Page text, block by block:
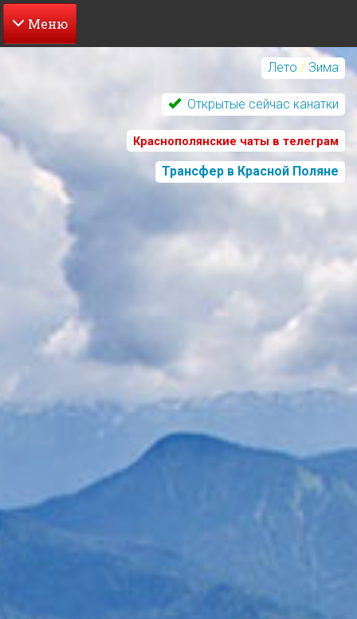
Перейти
содержанию
Лето / Зима
Открытые сейчас канатки
Краснополянские чаты в телеграм
Трансфер в Красной Поляне